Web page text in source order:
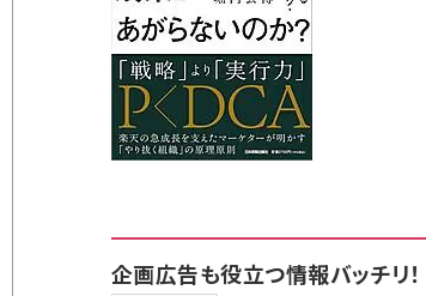
8月7日 10:00
企画広告も役立つ情報バッチリ！